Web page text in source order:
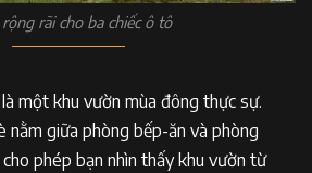
rộng rãi cho ba chiếc ô tô
một khu vườn mùa đông thực sự.
nằm giữa phòng bếp-ăn và phòng
cho phép bạn nhìn thấy khu vườn từ